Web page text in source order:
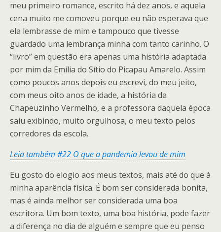
meu primeiro romance, escrito há dez anos, e aquela
cena muito me comoveu porque eu não esperava que
ela lembrasse de mim e tampouco que tivesse
guardado uma lembrança minha com tanto carinho. O
“livro” em questão era apenas uma história adaptada
por mim da Emília do Sítio do Picapau Amarelo. Assim
como poucos anos depois eu escrevi, do meu jeito,
com meus oito anos de idade, a história da
Chapeuzinho Vermelho, e a professora daquela época
saiu exibindo, muito orgulhosa, o meu texto pelos
corredores da escola.
Leia também #22 O que a pandemia levou de mim
Eu gosto do elogio aos meus textos, mais até do que à
minha aparência física. É bom ser considerada bonita,
mas é ainda melhor ser considerada uma boa
escritora. Um bom texto, uma boa história, pode fazer
a diferença no dia de alguém e sempre que eu penso